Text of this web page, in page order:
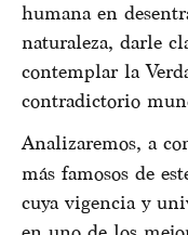
humana en
naturaleza, darle
contemplar la
contradictorio
Analizaremos, a
más famosos de
cuya vigencia y